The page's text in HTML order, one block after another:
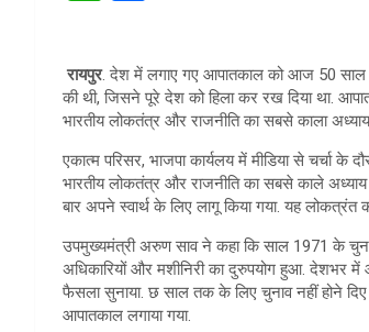
at
s
A
p
p
e
रायपुर. देश में लगाए गए आपातकाल को आज 50 साल
की थी, जिसने पूरे देश को हिला कर रख दिया था.
भारतीय लोकतंत्र और राजनीति का सबसे काला अध्याय
एकात्म परिसर, भाजपा कार्यलय में मीडिया से चर्चा
भारतीय लोकतंत्र और राजनीति का सबसे काले
बार अपने स्वार्थ के लिए लागू किया गया. यह लोकत्रंत
उपमुख्यमंत्री अरुण साव ने कहा कि साल 1971 के
अधिकारियों और मशीनिरी का दुरुपयोग हुआ. देशभर में
फैसला सुनाया. छ साल तक के लिए चुनाव नहीं होने
आपातकाल लगाया गया.